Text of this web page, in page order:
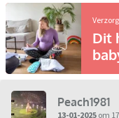
Dit
Peach1981
13-01-2025 om